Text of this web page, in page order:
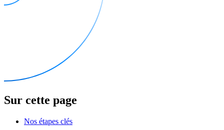
Sur cette page
Nos étapes clés